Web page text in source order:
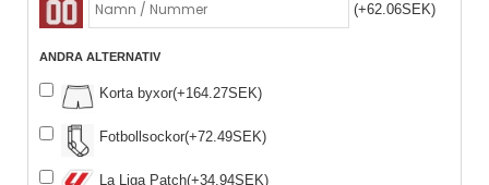
(+62.06SEK)
ANDRA ALTERNATIV
Korta byxor(+164.27SEK)
Fotbollsockor(+72.49SEK)
La Liga Patch(+34.94SEK)